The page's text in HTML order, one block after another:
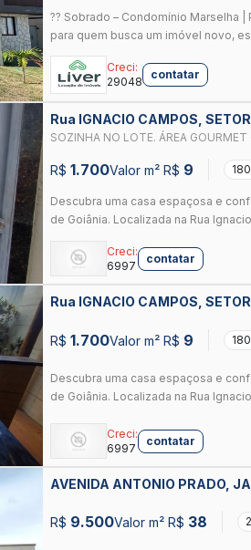
?? Sobrado – Condomínio Marselha
para quem busca um imóvel novo,
Creci:
29048
contatar
Rua IGNACIO CAMPOS,
GOIANIA
SOZINHA NO LOTE. ÁREA
R$ 1.700Valor m² R$ 9
Descubra uma casa espaçosa e
de Goiânia. Localizada na Rua
Creci:
6997
contatar
Rua IGNACIO CAMPOS,
R$ 1.700Valor m² R$ 9
Descubra uma casa espaçosa e
de Goiânia. Localizada na Rua
Creci:
6997
contatar
AVENIDA ANTONIO PRADO,
R$ 9.500Valor m² R$ 38